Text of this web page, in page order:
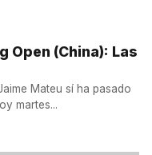
Open (China): Las
Mateu sí ha pasado
de la modalidad Park. Hoy martes...